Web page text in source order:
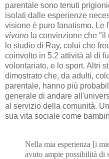
parentale sono tenuti
isolati dalle esperienze
visione è puro fanatismo. Le
vivono la convinzione che
lo studio di Ray, colui che
coinvolto in 5.2 attività al di
volontariato, e lo sport. Altri
dimostrato che, da adulti,
parentale, hanno più
generale di andare
al servizio della comunità.
sua vita sociale come
Nella mia esperienza [i
avuto ampie possibilità di